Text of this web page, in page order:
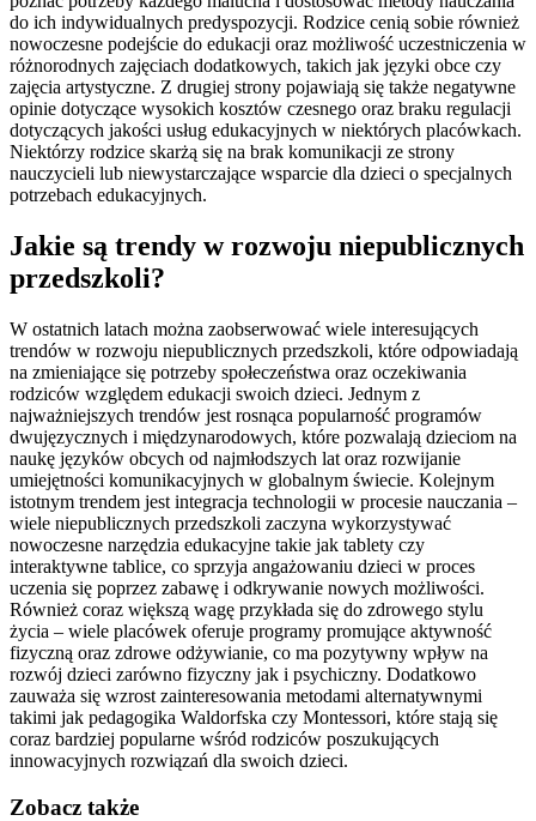
do ich indywidualnych predyspozycji. Rodzice cenią sobie również
nowoczesne podejście do edukacji oraz możliwość uczestniczenia w
różnorodnych zajęciach dodatkowych, takich jak języki obce czy
zajęcia artystyczne. Z drugiej strony pojawiają się także negatywne
opinie dotyczące wysokich kosztów czesnego oraz braku regulacji
dotyczących jakości usług edukacyjnych w niektórych placówkach.
Niektórzy rodzice skarżą się na brak komunikacji ze strony
nauczycieli lub niewystarczające wsparcie dla dzieci o specjalnych
potrzebach edukacyjnych.
Jakie są trendy w rozwoju niepublicznych
przedszkoli?
W ostatnich latach można zaobserwować wiele interesujących
trendów w rozwoju niepublicznych przedszkoli, które odpowiadają
na zmieniające się potrzeby społeczeństwa oraz oczekiwania
rodziców względem edukacji swoich dzieci. Jednym z
najważniejszych trendów jest rosnąca popularność programów
dwujęzycznych i międzynarodowych, które pozwalają dzieciom na
naukę języków obcych od najmłodszych lat oraz rozwijanie
umiejętności komunikacyjnych w globalnym świecie. Kolejnym
istotnym trendem jest integracja technologii w procesie nauczania –
wiele niepublicznych przedszkoli zaczyna wykorzystywać
nowoczesne narzędzia edukacyjne takie jak tablety czy
interaktywne tablice, co sprzyja angażowaniu dzieci w proces
uczenia się poprzez zabawę i odkrywanie nowych możliwości.
Również coraz większą wagę przykłada się do zdrowego stylu
życia – wiele placówek oferuje programy promujące aktywność
fizyczną oraz zdrowe odżywianie, co ma pozytywny wpływ na
rozwój dzieci zarówno fizyczny jak i psychiczny. Dodatkowo
zauważa się wzrost zainteresowania metodami alternatywnymi
takimi jak pedagogika Waldorfska czy Montessori, które stają się
coraz bardziej popularne wśród rodziców poszukujących
innowacyjnych rozwiązań dla swoich dzieci.
Zobacz także